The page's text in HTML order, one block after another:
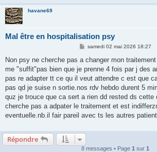
havane69
Mal être en hospitalisation psy
M
s
a
g
samedi 02 mai 2026 18:27
Non psy ne cherche pas a changer mon
me "suffit"pas bien que je prenne 4 fois par j des
pas re adapter tt ce qu il veut attendre c est que
pas qd je suise n sortie.nos rdv hebdo durent 5
quz je trouce que ca sert a rien dd rested ds cette
cherche pas a adpater le traitement et est
eventuelle.nb.il fair pareil avec ts les autres
Répondre
8 messages • Page 1 sur 1